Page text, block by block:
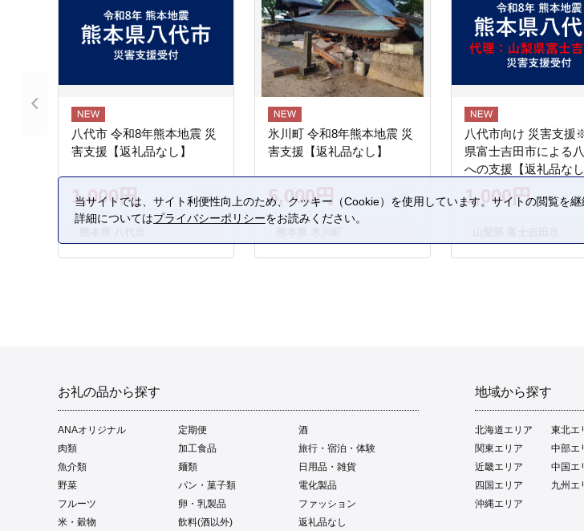
八代市 令和8年熊本地震 災
害支援【返礼品なし】
1,000円
氷川町 令和8年熊本地震 災
害支援【返礼品なし】
5,000円
八代市向け 災害支援
県富士吉田市による
への支援【返礼品なし
1,000円
お礼の品から探す
ANAオリジナル 定期便
酒
肉類
加工食品
旅行・宿泊・体験
魚介類
麺類
日用品・雑貨
野菜
パン・菓子類
電化製品
フルーツ
卵・乳製品
ファッション
米・穀物
飲料(酒以外) 返礼品なし
地域から探す
北海道エリア
東北エ
関東エリア
中部エ
近畿エリア
中国エ
四国エリア
九州エ
沖縄エリア
当サイトでは、サイト利便性向上のため、クッキー（Cookie）を使用しています。サイトの閲覧を
詳細についてはプライバシーポリシーをお読みください。